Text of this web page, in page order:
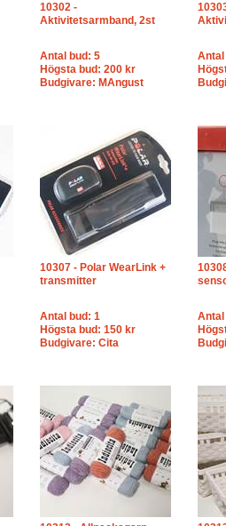
10302 -
Aktivitetsarmband, 2st
Antal bud: 5
Högsta bud: 200 kr
Budgivare: MAngust
Antal
10307 - Polar WearLink +
transmitter
Antal bud: 1
Högsta bud: 150 kr
Budgivare: Cita
Antal